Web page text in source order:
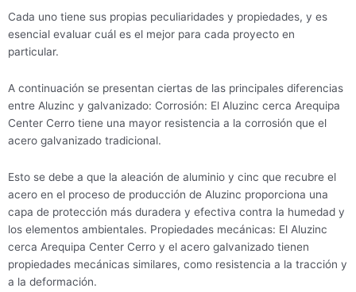
Cada uno tiene sus propias peculiaridades y propiedades, y es
esencial evaluar cuál es el mejor para cada proyecto en
particular.
A continuación se presentan ciertas de las principales diferencias
entre Aluzinc y galvanizado: Corrosión: El Aluzinc cerca Arequipa
Center Cerro tiene una mayor resistencia a la corrosión que el
acero galvanizado tradicional.
Esto se debe a que la aleación de aluminio y cinc que recubre el
acero en el proceso de producción de Aluzinc proporciona una
capa de protección más duradera y efectiva contra la humedad y
los elementos ambientales. Propiedades mecánicas: El Aluzinc
cerca Arequipa Center Cerro y el acero galvanizado tienen
propiedades mecánicas similares, como resistencia a la tracción y
a la deformación.